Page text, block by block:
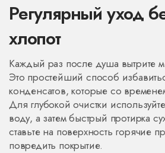
Регулярный уход
хлопот
Каждый раз после душа вытрите
Это простейший способ
конденсатов, которые со
Для глубокой очистки
воду, а затем быстрый протирка
ставьте на поверхность горячие
повредить покрытие.